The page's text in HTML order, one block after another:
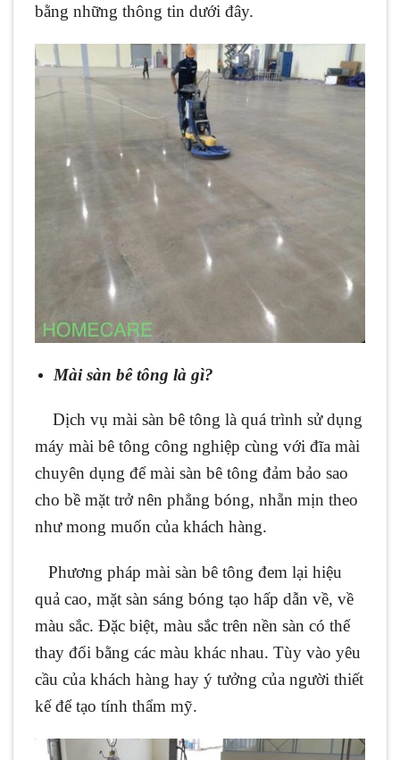
bằng những thông tin dưới đây.
Mài sàn bê tông là gì?
Dịch vụ mài sàn bê tông là quá trình sử dụng
máy mài bê tông công nghiệp cùng với đĩa mài
chuyên dụng để mài sàn bê tông đảm bảo sao
cho bề mặt trở nên phẳng bóng, nhẵn mịn theo
như mong muốn của khách hàng.
Phương pháp mài sàn bê tông đem lại hiệu
quả cao, mặt sàn sáng bóng tạo hấp dẫn về, về
màu sắc. Đặc biệt, màu sắc trên nền sàn có thể
thay đổi bằng các màu khác nhau. Tùy vào yêu
cầu của khách hàng hay ý tưởng của người thiết
kế để tạo tính thẩm mỹ.